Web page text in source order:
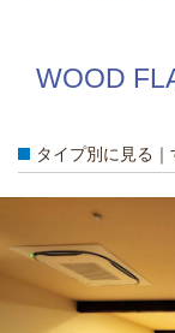
WOOD
タイプ別に見る｜